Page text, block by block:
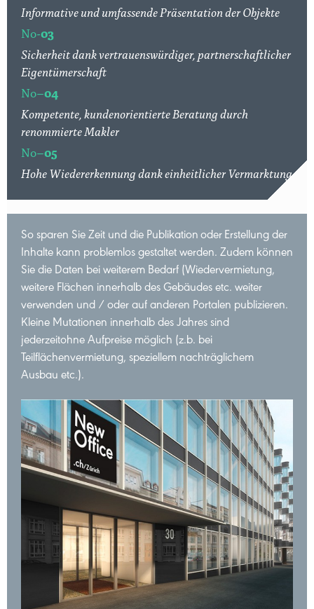
Informative und umfassende Präsentation der Objekte
No-03
Sicherheit dank vertrauenswürdiger, partnerschaftlicher
Eigentümerschaft
No–04
Kompetente, kundenorientierte Beratung durch
renommierte Makler
No–05
Hohe Wiedererkennung dank einheitlicher Vermarktung
So sparen Sie Zeit und die Publikation oder Erstellung der
Inhalte kann problemlos gestaltet werden. Zudem können
Sie die Daten bei weiterem Bedarf (Wiedervermietung,
weitere Flächen innerhalb des Gebäudes etc. weiter
verwenden und / oder auf anderen Portalen publizieren.
Kleine Mutationen innerhalb des Jahres sind
jederzeitohne Aufpreise möglich (z.b. bei
Teilflächenvermietung, speziellem nachträglichem
Ausbau etc.).